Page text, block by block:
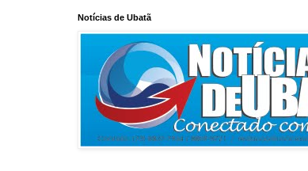
Notícias de Ubatã